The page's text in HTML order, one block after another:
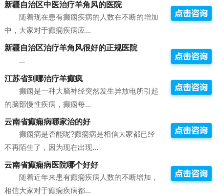
新疆自治区中医治疗羊角风的医院
随着现在患有癫痫疾病的人数在不断的增加
中，大家对于癫痫疾病应...
新疆自治区治疗羊角风很好的正规医院
...
江苏省到哪治疗羊癫疯
癫痫是一种大脑神经突然发生异放电所引起
的脑部慢性疾病，癫痫每...
云南省癫痫病哪家治的好
癫痫病是否能呢?癫痫病是相信大家都已经
不再陌生了，因为现在出现...
云南省癫痫病医院哪个好好
随着近年来患有癫痫疾病人数的不断增加，
相信大家对于癫痫疾病都...